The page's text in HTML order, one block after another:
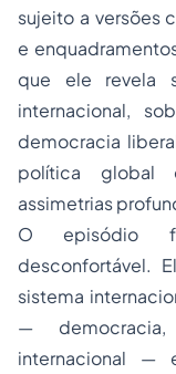
sujeito a versões
e
que ele revela
internacional,
democracia
política global
assimetrias
O episódio
desconfortável.
sistema
— democracia,
internacional —